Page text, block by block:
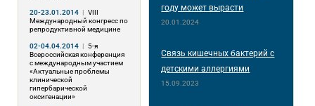
20-23.01.2014 | VIII
Международный конгресс по
репродуктивной медицине
02-04.04.2014 | 5-я
Всероссийская конференция
с международным участием
«Актуальные проблемы
клинической
гипербарической
оксигенации»
году может вырасти
20.01.2024
Связь кишечных бактерий с
детскими аллергиями
15.09.2023